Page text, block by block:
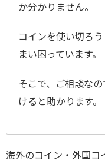
か分かりません。
コインを使い切ろ
まい困っています。
そこで、ご相談な
けると助かります。
海外のコイン・外国コ